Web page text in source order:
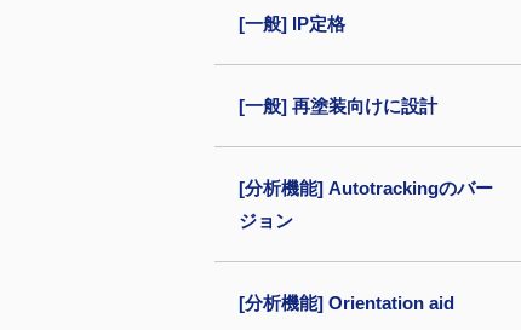
[一般] IP定格
[一般] 再塗装向けに設計
[分析機能] Autotrackingのバー
ジョン
[分析機能] Orientation aid